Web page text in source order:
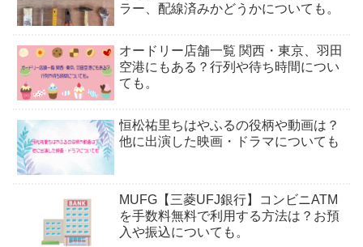
ラー、配線済みかどうかについても。
オードリー店舗一覧 関西・東京、羽田
空港にもある？行列や待ち時間につい
ても。
恒松祐里ちはやふるの役柄や動画は？
他に出演した映画・ドラマについても
MUFG【三菱UFJ銀行】コンビニATM
を手数料無料で利用する方法は？お預
入や振込についても。